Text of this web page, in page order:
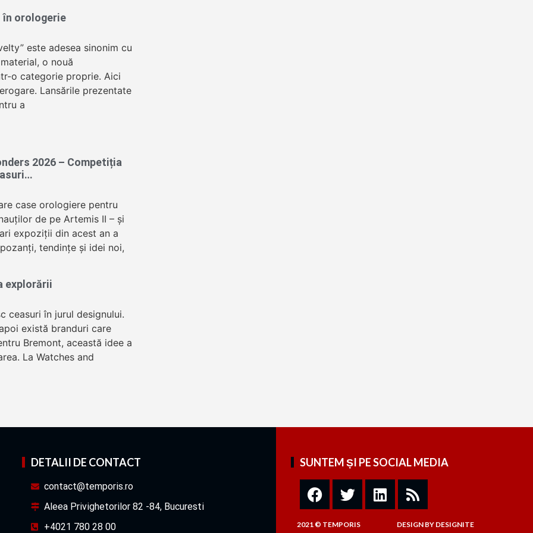
orologerie
este adesea sinonim cu
o nouă
o categorie proprie. Aici
Lansările prezentate
a
2026 – Competiția
case orologiere pentru
de pe Artemis II – și
expoziții din acest an a
tendințe și idei noi,
explorării
ceasuri în jurul designului.
există branduri care
Bremont, această idee a
La Watches and
DETALII DE CONTACT
contact@temporis.ro
Aleea Privighetorilor 82 -84, Bucuresti
+4021 780 28 00
SUNTEM ȘI PE SOCIAL MEDIA
2021 © TEMPORIS DESIGNBY DESIGNITE